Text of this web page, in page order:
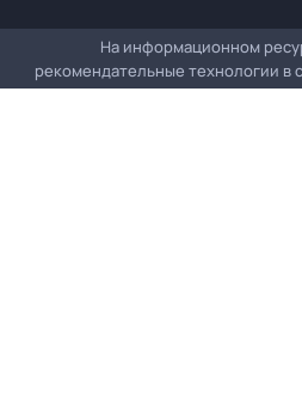
На информационном
рекомендательные технологии в